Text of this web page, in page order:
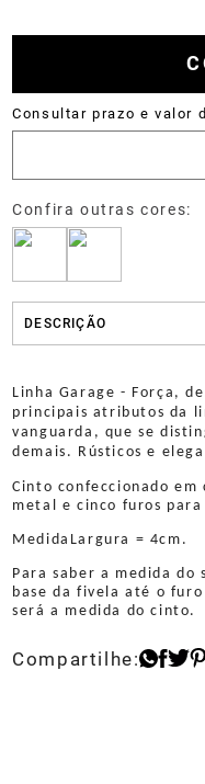
DESCRIÇÃO
Linha Garage - Força,
principais atributos da
vanguarda, que se
demais. Rústicos e
Cinto confeccionado
metal e cinco furos
Medida Largura = 4cm.
Para saber a medida do
base da fivela até o
será a medida do cinto.